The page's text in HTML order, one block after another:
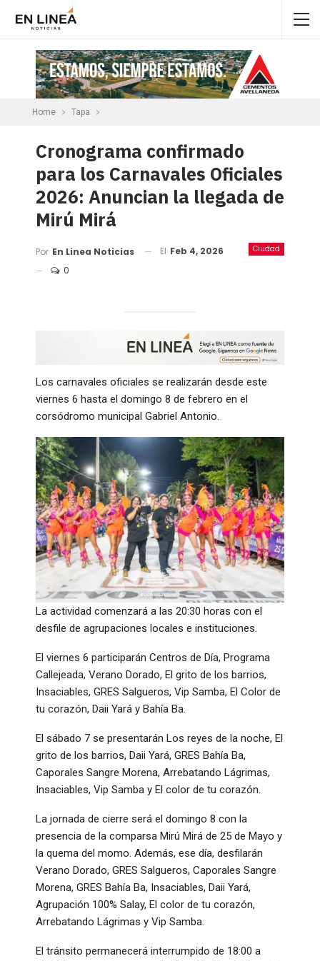
Home Tapa
Cronograma confirmado
para los Carnavales Oficiales
2026: Anuncian la llegada de
Mirú Mirá
Ciudad
Por En Linea Noticias El Feb 4, 2026
0
Los carnavales oficiales se realizarán desde este
viernes 6 hasta el domingo 8 de febrero en el
corsódromo municipal Gabriel Antonio.
La actividad comenzará a las 20:30 horas con el
desfile de agrupaciones locales e instituciones.
El viernes 6 participarán Centros de Día, Programa
Callejeada, Verano Dorado, El grito de los barrios,
Insaciables, GRES Salgueros, Vip Samba, El Color de
tu corazón, Daii Yará y Bahía Ba.
El sábado 7 se presentarán Los reyes de la noche, El
grito de los barrios, Daii Yará, GRES Bahía Ba,
Caporales Sangre Morena, Arrebatando Lágrimas,
Insaciables, Vip Samba y El color de tu corazón.
La jornada de cierre será el domingo 8 con la
presencia de la comparsa Mirú Mirá de 25 de Mayo y
la quema del momo. Además, ese día, desfilarán
Verano Dorado, GRES Salgueros, Caporales Sangre
Morena, GRES Bahía Ba, Insaciables, Daii Yará,
Agrupación 100% Salay, El color de tu corazón,
Arrebatando Lágrimas y Vip Samba.
El tránsito permanecerá interrumpido de 18:00 a